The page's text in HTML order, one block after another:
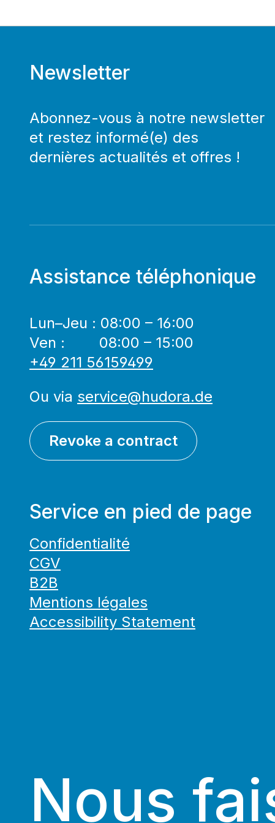
Newsletter
Abonnez-vous à notre newsletter
et restez informé(e) des
dernières actualités et offres !
Assistance téléphonique
Lun–Jeu : 08:00 – 16:00
Ven : 08:00 – 15:00
+49 211 56159499
Ou via service@hudora.de
Revoke a contract
Service en pied de page
Confidentialité
CGV
B2B
Mentions légales
Accessibility Statement
Nous